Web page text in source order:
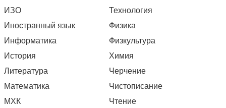
ИЗО
Иностранный язык
Информатика
История
Литература
Математика
МХК
Технология
Физика
Физкультура
Химия
Черчение
Чистописание
Чтение